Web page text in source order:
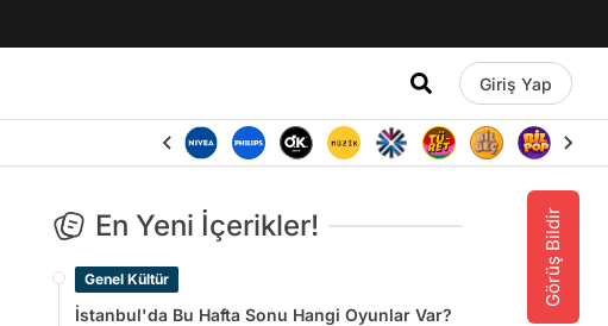
Giriş Yap
Görüş Bildir
En Yeni İçerikler!
Genel Kültür
İstanbul'da Bu Hafta Sonu Hangi Oyunlar Var?